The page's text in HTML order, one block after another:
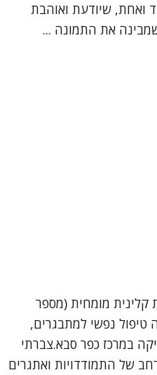
ואחת, שיודעת ואוהבת
את התמונה ...
קלינית מומחית (מספר
אני מציעה טיפול נפשי למתבגרים,
במרכז כפר סבא.צברתי
של התמודדויות ואתגרים